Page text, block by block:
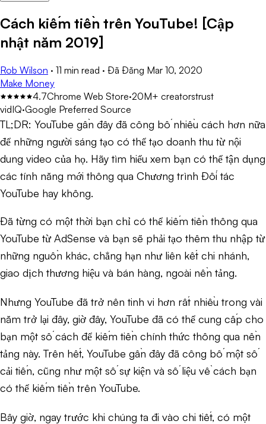
Cách kiếm tiền trên YouTube! [Cập
nhật năm 2019]
Rob Wilson · 11 min read · Đã Đăng Mar 10, 2020
Make Money
4.7Chrome Web Store·20M+ creatorstrust
vidIQ·Google Preferred Source
TL;DR: YouTube gần đây đã công bố nhiều cách hơn nữa
để những người sáng tạo có thể tạo doanh thu từ nội
dung video của họ. Hãy tìm hiểu xem bạn có thể tận dụng
các tính năng mới thông qua Chương trình Đối tác
YouTube hay không.
Đã từng có một thời bạn chỉ có thể kiếm tiền thông qua
YouTube từ AdSense và bạn sẽ phải tạo thêm thu nhập từ
những nguồn khác, chẳng hạn như liên kết chi nhánh,
giao dịch thương hiệu và bán hàng, ngoài nền tảng.
Nhưng YouTube đã trở nên tinh vi hơn rất nhiều trong vài
năm trở lại đây, giờ đây, YouTube đã có thể cung cấp cho
bạn một số cách để kiếm tiền chính thức thông qua nền
tảng này. Trên hết, YouTube gần đây đã công bố một số
cải tiến, cũng như một số sự kiện và số liệu về cách bạn
có thể kiếm tiền trên YouTube.
Bây giờ, ngay trước khi chúng ta đi vào chi tiết, có một